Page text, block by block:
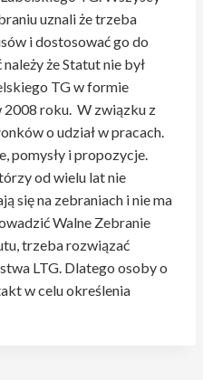
uznali że trzeba
i dostosować go do
że Statut nie był
TG w formie
2008 roku. W związku z
o udział w pracach.
pomysły i propozycje.
od wielu lat nie
się na zebraniach i nie ma
Walne Zebranie
trzeba rozwiązać
LTG. Dlatego osoby o
w celu określenia